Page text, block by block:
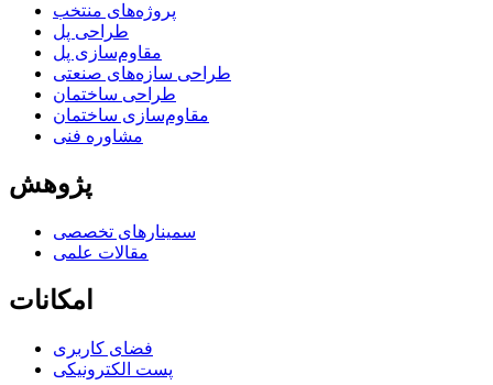
پروژه‌های منتخب
طراحی پل
مقاوم‌سازی پل
طراحی سازه‌های صنعتی
طراحی ساختمان
مقاوم‌سازی ساختمان
مشاوره فنی
پژوهش
سمینارهای تخصصی
مقالات علمی
امکانات
فضای کاربری
پست الکترونیکی